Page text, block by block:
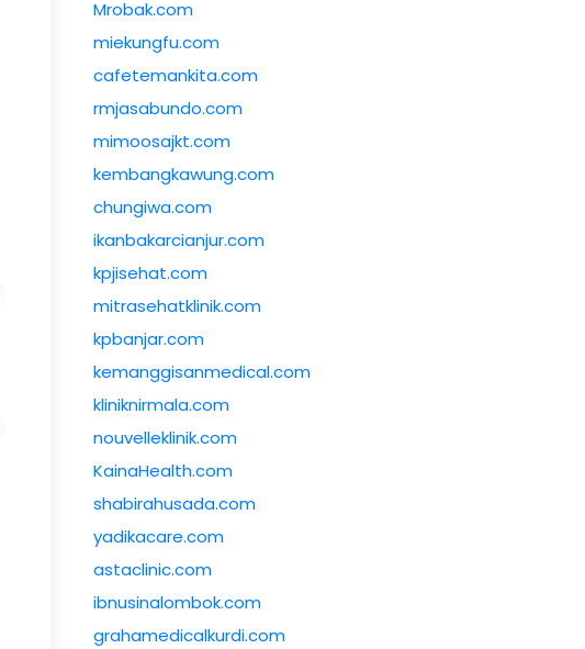
Mrobak.com
miekungfu.com
cafetemankita.com
rmjasabundo.com
mimoosajkt.com
kembangkawung.com
chungiwa.com
ikanbakarcianjur.com
kpjisehat.com
mitrasehatklinik.com
kpbanjar.com
kemanggisanmedical.com
kliniknirmala.com
nouvelleklinik.com
KainaHealth.com
shabirahusada.com
yadikacare.com
astaclinic.com
ibnusinalombok.com
grahamedicalkurdi.com